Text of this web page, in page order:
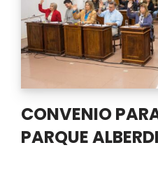
CONVENIO
PARQUE ALBERDI